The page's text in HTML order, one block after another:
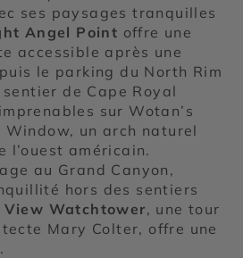
ses paysages tranquilles
Angel Point offre une
accessible après une
le parking du North Rim
de Cape Royal
sur Wotan’s
Window, un arch naturel
l’ouest américain.
au Grand Canyon,
hors des sentiers
View Watchtower, une tour
Mary Colter, offre une